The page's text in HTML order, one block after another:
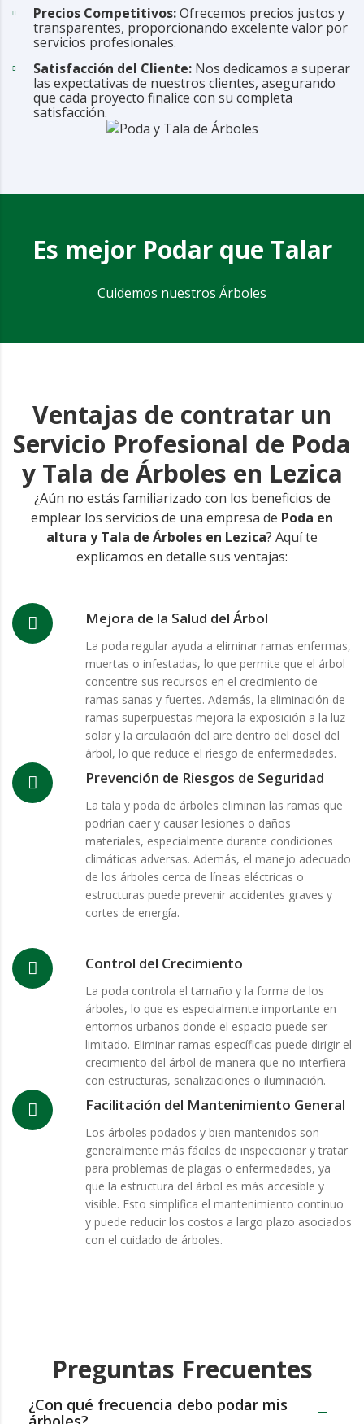
Precios Competitivos:Ofrecemos precios justos y
transparentes, proporcionando excelente valor por
servicios profesionales.
Satisfacción del Cliente: Nos dedicamos a superar
las expectativas de nuestros clientes, asegurando
que cada proyecto finalice con su completa
satisfacción.
Es mejor Podar que Talar
Cuidemos nuestros Árboles
Ventajas de contratar un
Servicio Profesional de Poda
y Tala de Árboles en Lezica
¿Aún no estás familiarizado con los beneficios de
emplear los servicios de una empresa de Poda en
altura y Tala de Árboles en Lezica? Aquí te
explicamos en detalle sus ventajas:
Mejora de la Salud del Árbol
La poda regular ayuda a eliminar ramas enfermas,
muertas o infestadas, lo que permite que el árbol
concentre sus recursos en el crecimiento de
ramas sanas y fuertes. Además, la eliminación de
ramas superpuestas mejora la exposición a la luz
solar y la circulación del aire dentro del dosel del
árbol, lo que reduce el riesgo de enfermedades.
Prevención de Riesgos de Seguridad
La tala y poda de árboles eliminan las ramas que
podrían caer y causar lesiones o daños
materiales, especialmente durante condiciones
climáticas adversas. Además, el manejo adecuado
de los árboles cerca de líneas eléctricas o
estructuras puede prevenir accidentes graves y
cortes de energía.
Control del Crecimiento
La poda controla el tamaño y la forma de los
árboles, lo que es especialmente importante en
entornos urbanos donde el espacio puede ser
limitado. Eliminar ramas específicas puede dirigir el
crecimiento del árbol de manera que no interfiera
con estructuras, señalizaciones o iluminación.
Facilitación del Mantenimiento General
Los árboles podados y bien mantenidos son
generalmente más fáciles de inspeccionar y tratar
para problemas de plagas o enfermedades, ya
que la estructura del árbol es más accesible y
visible. Esto simplifica el mantenimiento continuo
y puede reducir los costos a largo plazo asociados
con el cuidado de árboles.
Preguntas Frecuentes
¿Con qué frecuencia debo podar mis